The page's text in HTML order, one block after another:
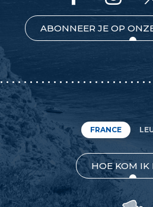
ABONNEER JE OP
FRANCE
HOE KOM IK